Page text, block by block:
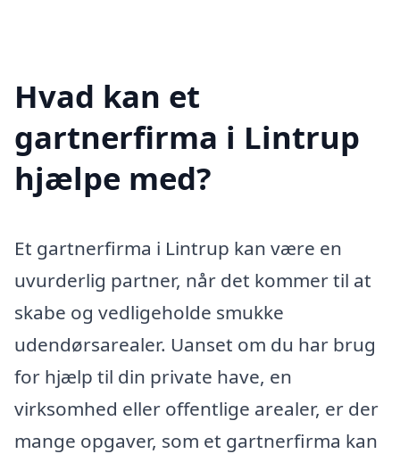
Hvad kan et
gartnerfirma i Lintrup
hjælpe med?
Et gartnerfirma i Lintrup kan være en
uvurderlig partner, når det kommer til at
skabe og vedligeholde smukke
udendørsarealer. Uanset om du har brug
for hjælp til din private have, en
virksomhed eller offentlige arealer, er der
mange opgaver, som et gartnerfirma kan